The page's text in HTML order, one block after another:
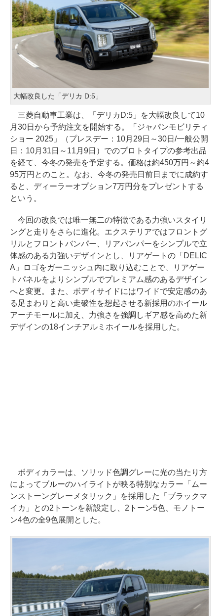
大幅改良した「デリカ D:5」
三菱自動車工業は、「デリカD:5」を大幅改良して10
月30日から予約注文を開始する。「ジャパンモビリティ
ショー 2025」（プレスデー：10月29日～30日/一般公開
日：10月31日～11月9日）でのプロトタイプの参考出品
を経て、今冬の発売を予定する。価格は約450万円～約4
95万円とのこと。なお、今冬の発売日前日までに成約す
ると、ディーラーオプション7万円分をプレゼントする
という。
今回の改良では唯一無二の特徴である力強いスタイリ
ングと走りをさらに進化。エクステリアではフロントグ
リルとフロントバンパー、リアバンパーをシンプルで立
体感のある力強いデザインとし、リアゲートの「DELIC
A」ロゴをガーニッシュ内に取り込むことで、リアゲー
トパネルをよりシンプルでプレミアム感のあるデザイン
へと変更。また、ボディサイドにはワイドで安定感のあ
る足まわりと高い走破性を想起させる新採用のホイール
アーチモールに加え、力強さを強調しギア感を高めた新
デザインの18インチアルミホイールを採用した。
ボディカラーは、ソリッド色調グレーに光の当たり方
によってブルーのハイライトが映る特別なカラー「ムー
ンストーングレーメタリック」を採用した「ブラックマ
イカ」との2トーンを新設定し、2トーン5色、モノトー
ン4色の全9色展開とした。